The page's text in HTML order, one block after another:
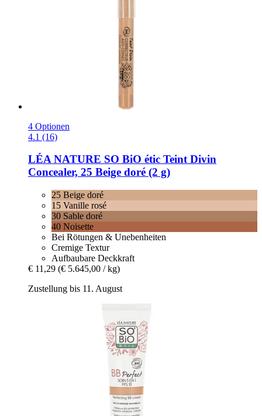
4 Optionen
4.1 (16)
LÉA NATURE SO BiO étic Teint Divin
Concealer, 25 Beige doré (2 g)
25 Beige doré
15 Vanille rosé
30 Sable doré
40 Noisette
Bei Rötungen & Unebenheiten
Cremige Textur
Aufbaubare Deckkraft
€ 11,29 (€ 5.645,00 / kg)
Zustellung bis 11. August